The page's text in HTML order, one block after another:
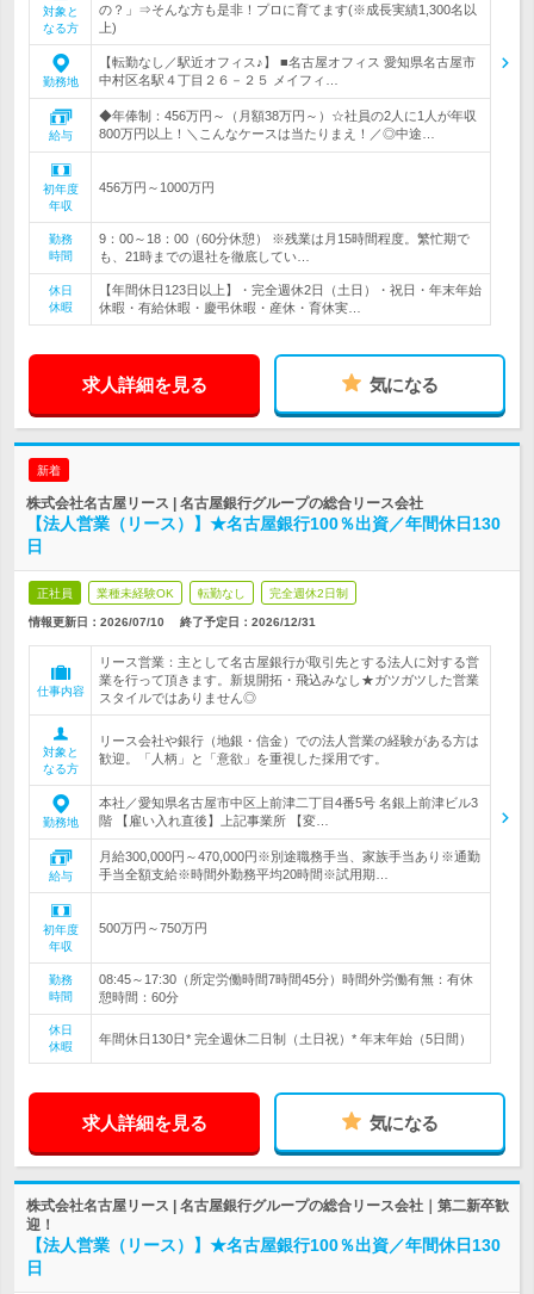
対象と
なる方
の？」⇒そんな方も是非！プロに育てます(※成長実績1,300名以
上)
勤務地
【転勤なし／駅近オフィス♪】 ■名古屋オフィス 愛知県名古屋市
中村区名駅４丁目２６－２５ メイフィ…
給与
◆年俸制：456万円～（月額38万円～）☆社員の2人に1人が年収
800万円以上！＼こんなケースは当たりまえ！／◎中途…
初年度
年収
456万円～1000万円
勤務
時間
9：00～18：00（60分休憩） ※残業は月15時間程度。繁忙期で
も、21時までの退社を徹底してい…
休日
休暇
【年間休日123日以上】・完全週休2日（土日）・祝日・年末年始
休暇・有給休暇・慶弔休暇・産休・育休実…
求人詳細を見る 気になる
新着
株式会社名古屋リース | 名古屋銀行グループの総合リース会社
【法人営業（リース）】★名古屋銀行100％出資／年間休日130
日
正社員 業種未経験OK 転勤なし 完全週休2日制
情報更新日：2026/07/10 終了予定日： 2026/12/31
仕事内容
リース営業：主として名古屋銀行が取引先とする法人に対する営
業を行って頂きます。新規開拓・飛込みなし★ガツガツした営業
スタイルではありません◎
対象と
なる方
リース会社や銀行（地銀・信金）での法人営業の経験がある方は
歓迎。「人柄」と「意欲」を重視した採用です。
勤務地
本社／愛知県名古屋市中区上前津二丁目4番5号 名銀上前津ビル3
階 【雇い入れ直後】上記事業所 【変…
給与
月給300,000円～470,000円※別途職務手当、家族手当あり※通勤
手当全額支給※時間外勤務平均20時間※試用期…
初年度
年収
500万円～750万円
勤務
時間
08:45～17:30（所定労働時間7時間45分）時間外労働有無：有休
憩時間：60分
休日
休暇
年間休日130日* 完全週休二日制（土日祝）* 年末年始（5日間）
求人詳細を見る 気になる
株式会社名古屋リース | 名古屋銀行グループの総合リース会社｜第二新卒歓
迎！
【法人営業（リース）】★名古屋銀行100％出資／年間休日130
日